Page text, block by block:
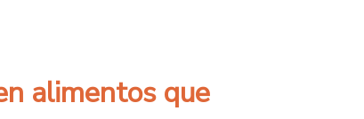
alimentos que